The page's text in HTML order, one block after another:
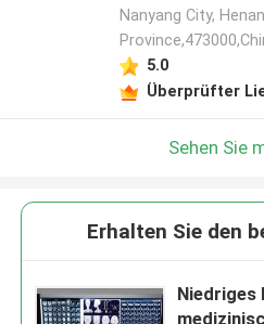
Nanyang City, Henan
5.0
Überprüfter
Sehen Sie
Erhalten Sie den
Niedriges